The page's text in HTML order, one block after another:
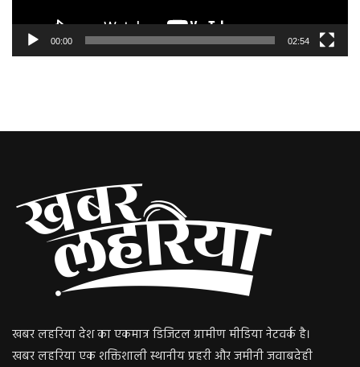
00:00 02:54
खबर लहरिया देश का एकमात्र डिजिटल ग्रामीण मीडिया नेटवर्क है।
खबर लहरिया एक शक्तिशाली स्थानीय प्रहरी और जमीनी जवाबदेही